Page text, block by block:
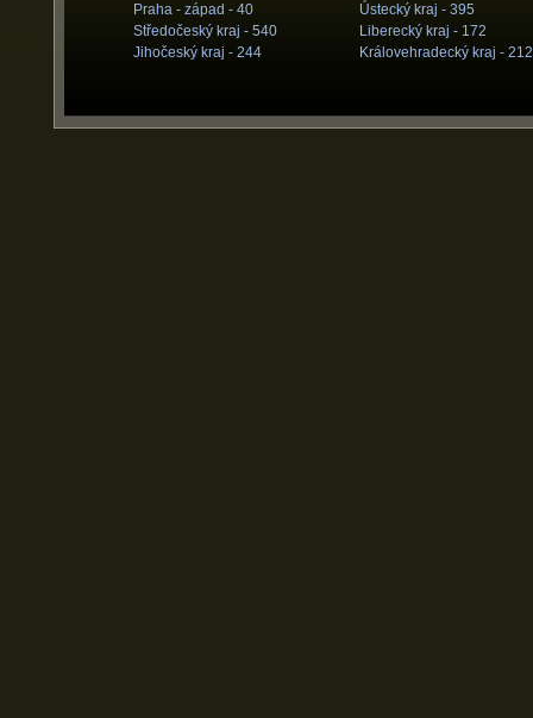
Praha - západ - 40
Středočeský kraj - 540
Jihočeský kraj - 244
Ústecký kraj - 395
Liberecký kraj - 172
Královehradecký kraj - 212